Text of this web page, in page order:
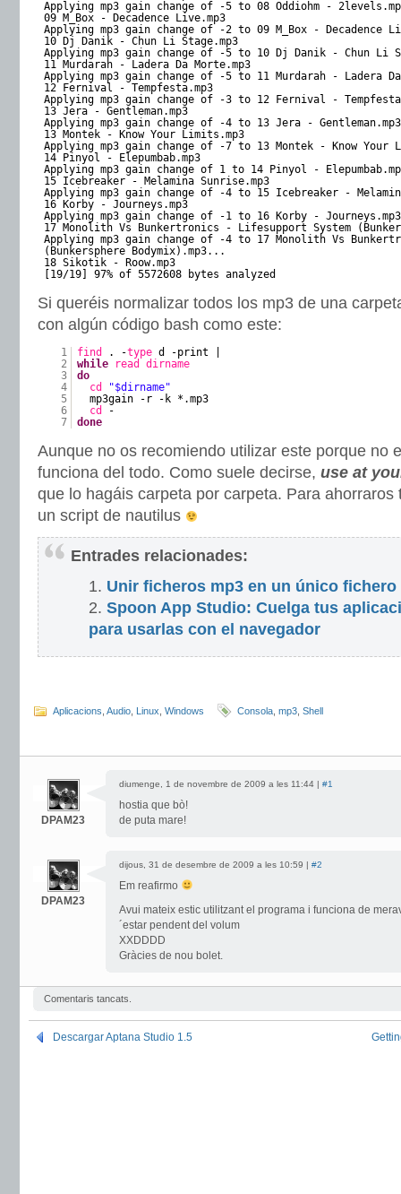
Applying mp3 gain change of -5 to 08 Oddiohm -
09 M_Box - Decadence Live.mp3
Applying mp3 gain change of -2 to 09 M_Box - Decadence
10 Dj Danik - Chun Li Stage.mp3
Applying mp3 gain change of -5 to 10 Dj Danik - Chun Li
11 Murdarah - Ladera Da Morte.mp3
Applying mp3 gain change of -5 to 11 Murdarah - Ladera
12 Fernival - Tempfesta.mp3
Applying mp3 gain change of -3 to 12 Fernival -
13 Jera - Gentleman.mp3
Applying mp3 gain change of -4 to 13 Jera -
13 Montek - Know Your Limits.mp3
Applying mp3 gain change of -7 to 13 Montek - Know Your
14 Pinyol - Elepumbab.mp3
Applying mp3 gain change of 1 to 14 Pinyol -
15 Icebreaker - Melamina Sunrise.mp3
Applying mp3 gain change of -4 to 15 Icebreaker -
16 Korby - Journeys.mp3
Applying mp3 gain change of -1 to 16 Korby -
17 Monolith Vs Bunkertronics - Lifesupport System
Applying mp3 gain change of -4 to 17 Monolith Vs
(Bunkersphere Bodymix).mp3...
18 Sikotik - Roow.mp3
[19/19] 97% of 5572608 bytes analyzed
Si queréis normalizar todos los mp3 de una
con algún código bash como este:
1 find . -type d -print |
2
while read
dirname
3
do
4
cd
"$dirname"
5
mp3gain -r -k *.mp3
6
cd
-
7
done
Aunque no os recomiendo utilizar este porque no
funciona del todo. Como suele decirse, use at
que lo hagáis carpeta por carpeta. Para
un script de nautilus
Entrades relacionades:
Unir ficheros mp3 en un único fichero
Spoon App Studio: Cuelga tus
para usarlas con el navegador
Aplicacions Audio Linux Windows Consola mp3 Shell
DPAM23
diumenge, 1 de novembre de 2009 a les 11:44 | #1
hostia que bò!
de puta mare!
DPAM23
dijous, 31 de desembre de 2009 a les 10:59 | #2
Em reafirmo
Avui mateix estic utilitzant el programa i funciona de
´estar pendent del volum
XXDDDD
Gràcies de nou bolet.
Comentaris tancats.
Descargar Aptana Studio 1.5